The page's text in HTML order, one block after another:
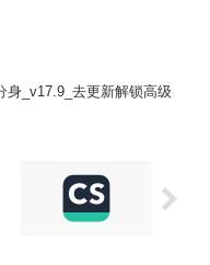
身_v17.9_去更新解锁高级